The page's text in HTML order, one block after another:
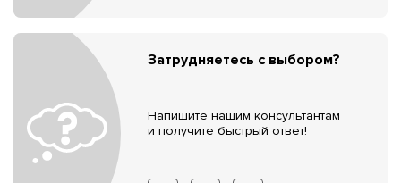
Затрудняетесь с выбором?
Напишите нашим консультантам
и получите быстрый ответ!